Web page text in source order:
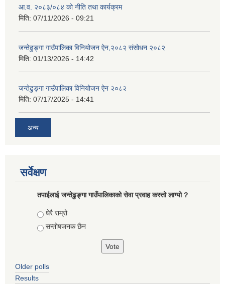
आ.व. २०८३/०८४ को नीति तथा कार्यक्रम
मिति: 07/11/2026 - 09:21
जन्तेढुङ्गा गाउँपालिका विनियोजन ऐन,२०८२ संसोधन २०८२
मिति: 01/13/2026 - 14:42
जन्तेढुङ्गा गाउँपालिका विनियोजन ऐन २०८२
मिति: 07/17/2025 - 14:41
अन्य
सर्वेक्षण
तपाईलाई जन्तेढुङ्गा गाउँपालिकाको सेवा प्रवाह कस्तो लाग्यो ?
Choices
धेरै राम्रो
सन्तोषजनक छैन
Older polls
Results